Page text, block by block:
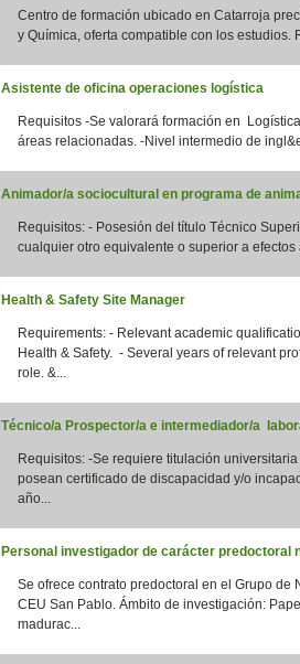
Centro de formación ubicado en Catarroja
y Química, oferta compatible con los estudios.
Asistente de oficina operaciones logística
Requisitos -Se valorará formación en
áreas relacionadas. -Nivel intermedio de
Animador/a sociocultural en programa de
Requisitos: - Posesión del título Técnico
cualquier otro equivalente o superior a efectos
Health & Safety Site Manager
Requirements: - Relevant academic
Health & Safety. - Several years of relevant
role. &...
Técnico/a Prospector/a e intermediador/a
Requisitos: -Se requiere titulación
posean certificado de discapacidad y/o
año...
Personal investigador de carácter predoctoral
Se ofrece contrato predoctoral en el Grupo de
CEU San Pablo. Ámbito de investigación:
madurac...